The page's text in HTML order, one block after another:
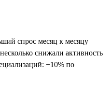
спрос месяц к месяцу
снижали активность
+10% по